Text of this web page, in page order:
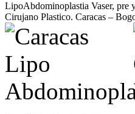
LipoAbdominoplastia Vaser, pre
Cirujano Plastico. Caracas –